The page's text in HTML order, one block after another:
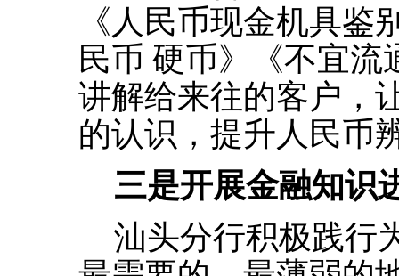
《人民币现金机具鉴
民币 硬币》《不宜流
讲解给来往的客户 ，
的认识，提升人民币
三是开展金融知识
汕头分行积极践行